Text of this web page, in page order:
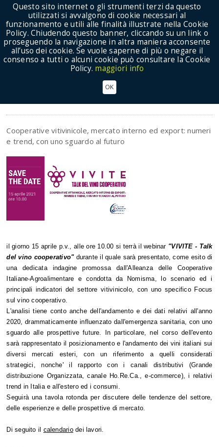
Show Menu
Cooperative vitivinicole, mercato interno ed export: numeri
e trend, con uno sguardo al futuro
il giorno 15 aprile p.v., alle ore 10.00 si terrà il webinar"VIVITE - Talk
del vino cooperativo"durante il quale sarà presentato, come esito di
una dedicata indagine promossa dall'Alleanza delle Cooperative
Italiane-Agroalimentare e condotta da Nomisma, lo scenario ed i
principali indicatori del settore vitivinicolo, con uno specifico Focus
sul vino cooperativo.
L'analisi tiene conto anche dell'andamento e dei dati relativi all'anno
2020, drammaticamente influenzato dall'emergenza sanitaria, con uno
sguardo alle prospettive future. In particolare, nel corso dell'evento
sarà rappresentato il posizionamento e l'andamento dei vini italiani sui
diversi mercati esteri, con un riferimento a quelli considerati
strategici, nonche' il rapporto con i canali distributivi (Grande
distribuzione Organizzata, canale Ho.Re.Ca., e-commerce), i relativi
trend in Italia e all'estero ed i consumi.
Seguirà una tavola rotonda per discutere delle tendenze del settore,
delle esperienze e delle prospettive di mercato.
Di seguito il calendariodei lavori.
Questo sito internet o gli strumenti terzi da questo
utilizzati si avvalgono di cookie necessari al
funzionamento e utili alle finalità illustrate nella Cookie
Policy. Chiudendo questo banner, cliccando su un link o
proseguendo la navigazione in altra maniera acconsente
all’uso dei cookie. Se vuole saperne di più o negare il
consenso a tutti o alcuni cookie può consultare la Cookie
Policy. maggiori info
OK